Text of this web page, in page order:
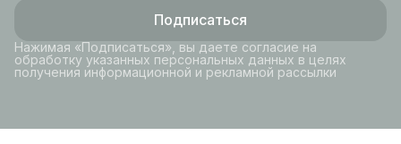
Подписаться
Нажимая «Подписаться», вы даете согласие на
обработку указанных персональных данных в целях
получения информационной и рекламной рассылки